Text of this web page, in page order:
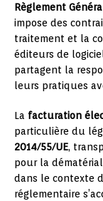
Règlement
impose des
traitement et la
éditeurs de
partagent la
leurs pratiques
La facturation
particulière du
2014/55/UE,
pour la
dans le contexte
réglementaire